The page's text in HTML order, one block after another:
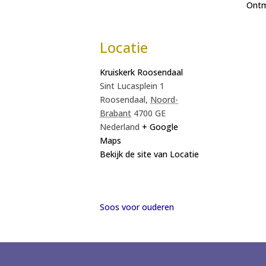
Locatie
Kruiskerk Roosendaal
Sint Lucasplein 1
Roosendaal, Noord-
Brabant 4700 GE
Nederland + Google
Maps
Bekijk de site van Locatie
Soos voor ouderen